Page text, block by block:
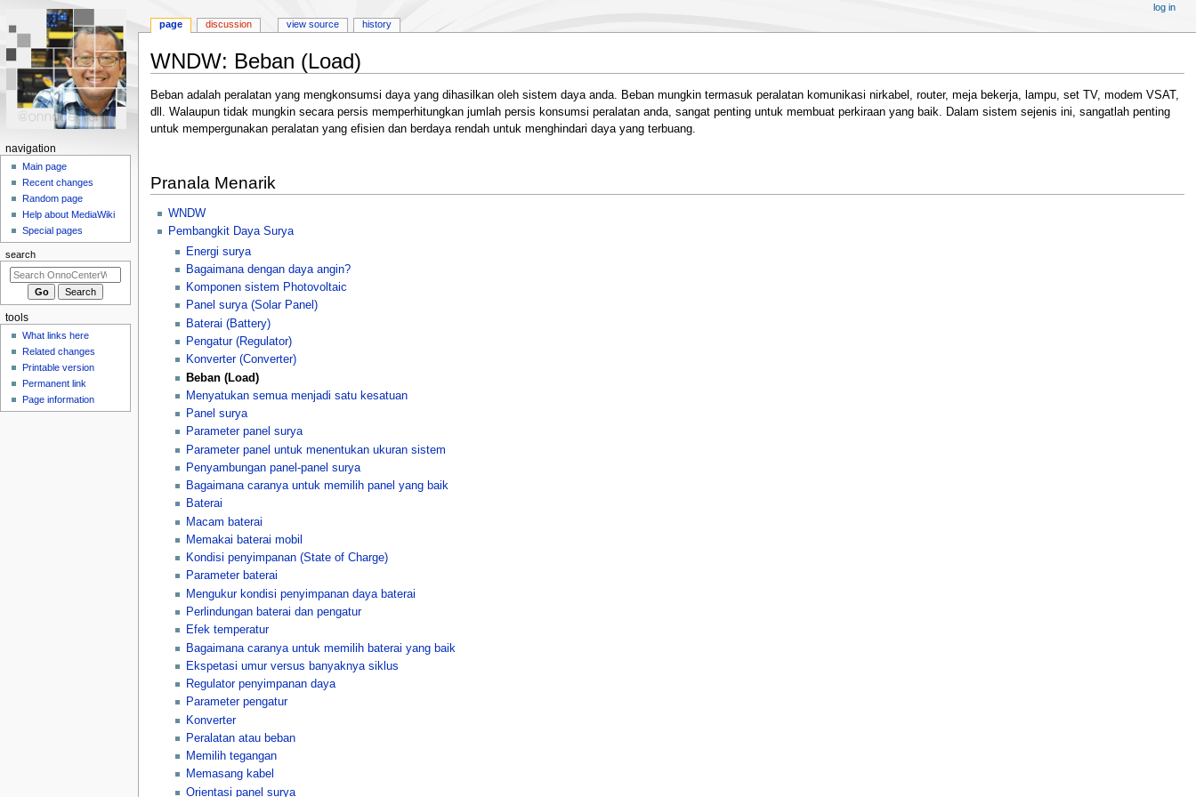
WNDW: Beban (Load)
Jump
to
navigation
Jump
to
search
Beban adalah peralatan yang mengkonsumsi daya yang dihasilkan oleh sistem daya anda. Beban mungkin termasuk peralatan komunikasi nirkabel, router, meja bekerja, lampu, set TV, modem VSAT,
dll. Walaupun tidak mungkin secara persis memperhitungkan jumlah persis konsumsi peralatan anda, sangat penting untuk membuat perkiraan yang baik. Dalam sistem sejenis ini, sangatlah penting
untuk mempergunakan peralatan yang efisien dan berdaya rendah untuk menghindari daya yang terbuang.
Pranala Menarik
WNDW
Pembangkit Daya Surya
Energi surya
Bagaimana dengan daya angin?
Komponen sistem Photovoltaic
Panel surya (Solar Panel)
Baterai (Battery)
Pengatur (Regulator)
Konverter (Converter)
Beban (Load)
Menyatukan semua menjadi satu kesatuan
Panel surya
Parameter panel surya
Parameter panel untuk menentukan ukuran sistem
Penyambungan panel-panel surya
Bagaimana caranya untuk memilih panel yang baik
Baterai
Macam baterai
Memakai baterai mobil
Kondisi penyimpanan (State of Charge)
Parameter baterai
Mengukur kondisi penyimpanan daya baterai
Perlindungan baterai dan pengatur
Efek temperatur
Bagaimana caranya untuk memilih baterai yang baik
Ekspetasi umur versus banyaknya siklus
Regulator penyimpanan daya
Parameter pengatur
Konverter
Peralatan atau beban
Memilih tegangan
Memasang kabel
Orientasi panel surya
N
a
o
n
m
page discussion view source history
log in
navigation
Main page
Recent changes
Random page
Help about MediaWiki
Special pages
search
tools
What links here
Related changes
Printable version
Permanent link
Page information